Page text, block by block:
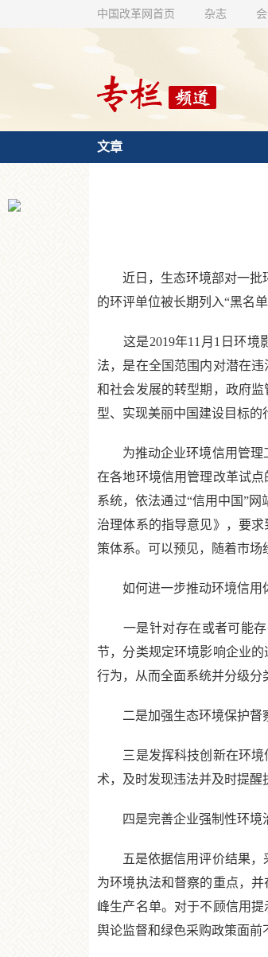
中国改革网首页 杂志
文章
近日，生态环境部对一批环
的环评单位被长期列入“黑名
这是2019年11月1日环境影
法，是在全国范围内对潜在
和社会发展的转型期，政府
型、实现美丽中国建设目标的
为推动企业环境信用管理工
在各地环境信用管理改革试
系统，依法通过“信用中国”
治理体系的指导意见》，要
策体系。可以预见，随着市场
如何进一步推动环境信用体
一是针对存在或者可能存
节，分类规定环境影响企业
行为，从而全面系统并分级分
二是加强生态环境保护督察
三是发挥科技创新在环境信
术，及时发现违法并及时提醒
四是完善企业强制性环境治
五是依据信用评价结果，采
为环境执法和督察的重点，
峰生产名单。对于不顾信用
舆论监督和绿色采购政策面前